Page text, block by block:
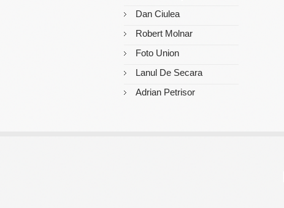
Dan Ciulea
Robert Molnar
Foto Union
Lanul De Secara
Adrian Petrisor